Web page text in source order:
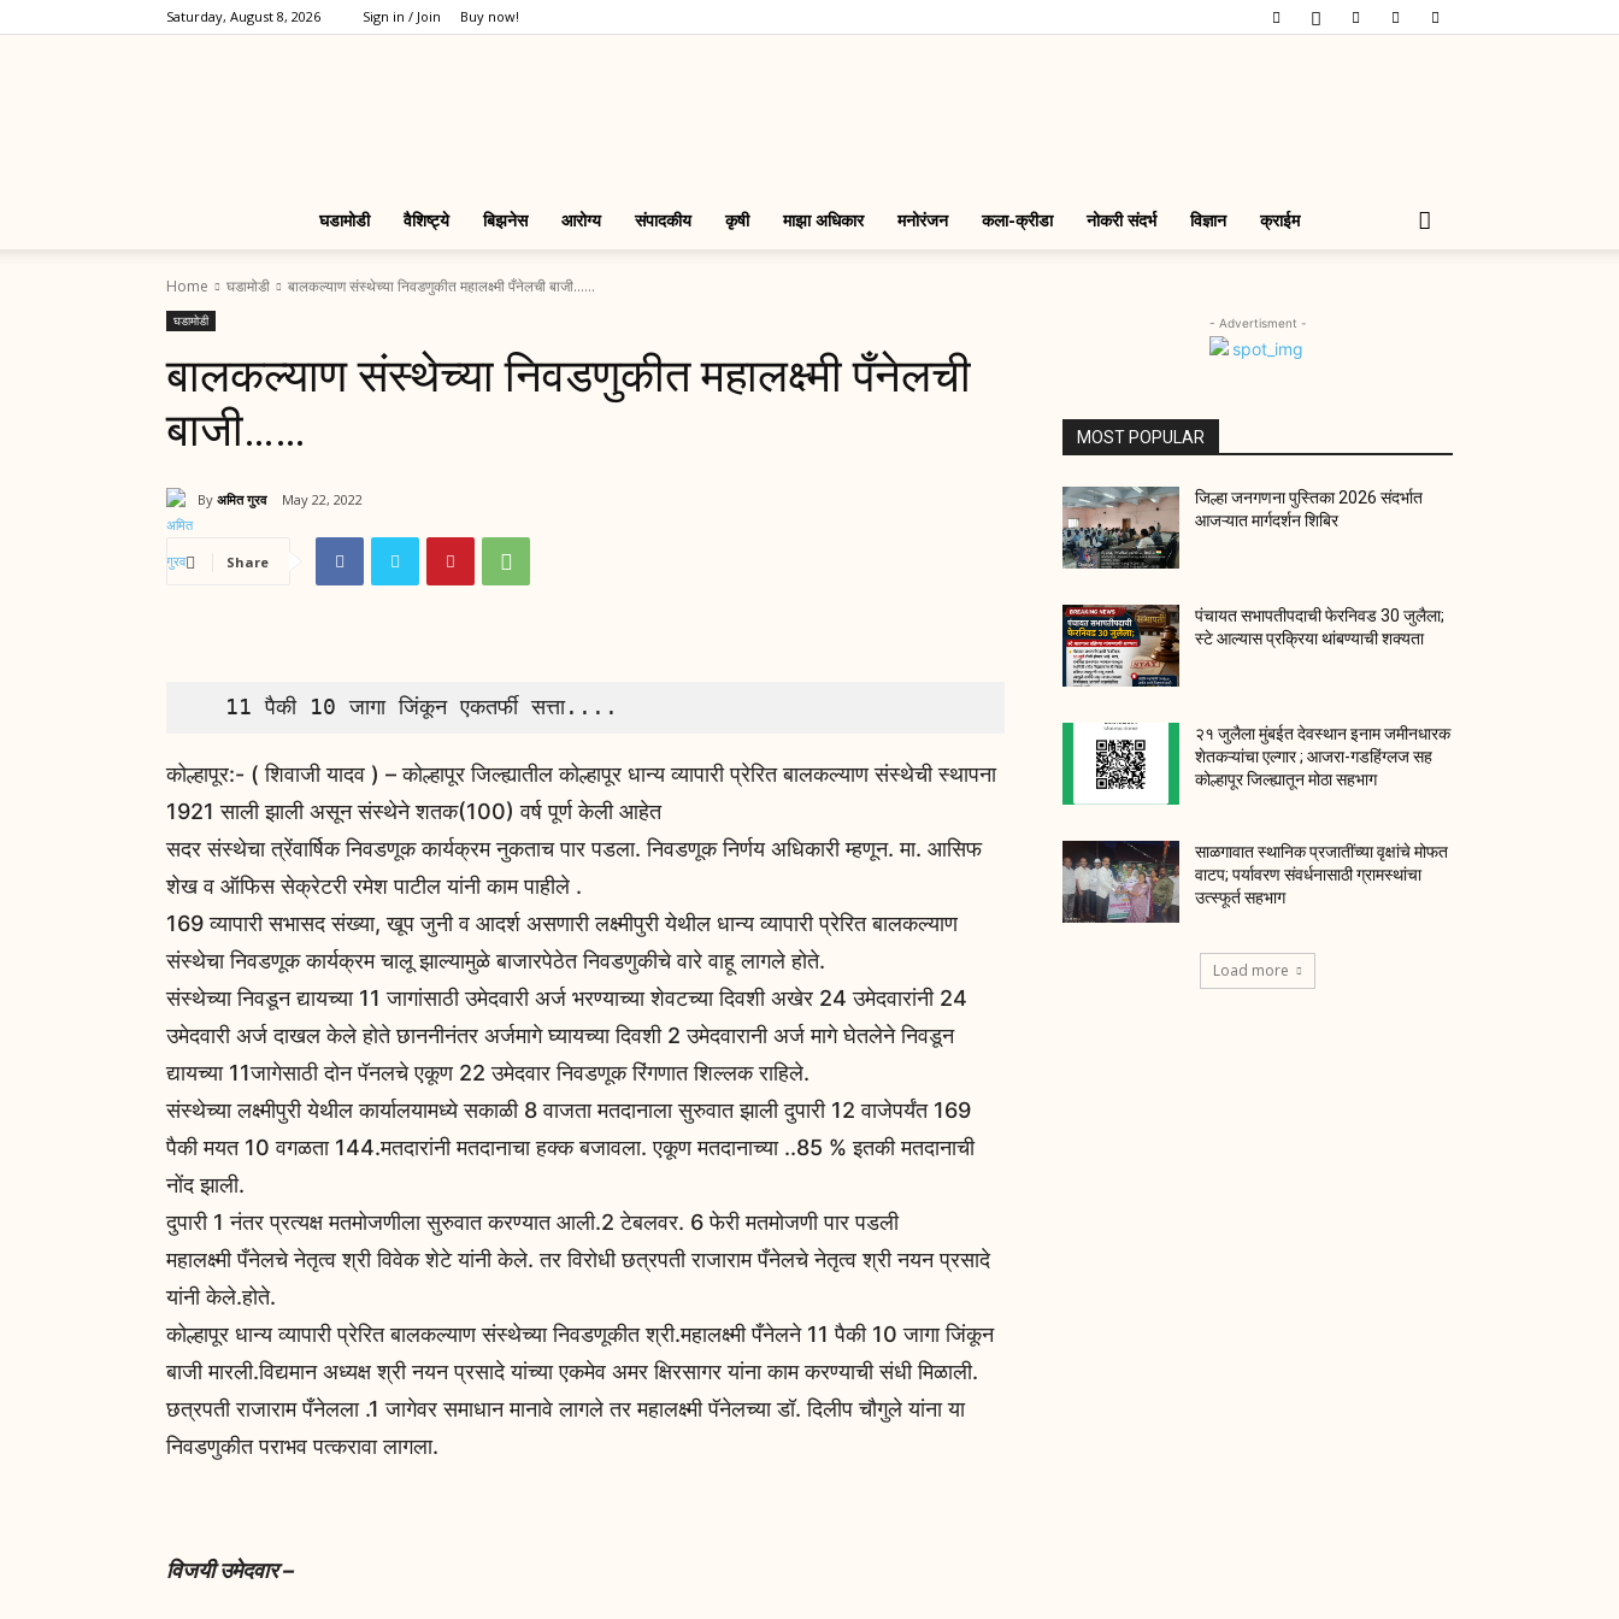
Saturday, August 8, 2026 Sign in / Join Buy now!
घडामोडी वैशिष्ट्ये बिझनेस आरोग्य संपादकीय कृषी माझा अधिकार मनोरंजन कला-क्रीडा नोकरी संदर्भ विज्ञान क्राईम
Home घडामोडी बालकल्याण संस्थेच्या निवडणुकीत महालक्ष्मी पँनेलची बाजी……
घडामोडी
बालकल्याण संस्थेच्या निवडणुकीत महालक्ष्मी पँनेलची
बाजी……
By अमित गुरव May 22, 2022
Share
   11 पैकी 10 जागा जिंकून एकतर्फी सत्ता....
कोल्हापूर:- ( शिवाजी यादव ) – कोल्हापूर जिल्ह्यातील कोल्हापूर धान्य व्यापारी प्रेरित बालकल्याण संस्थेची स्थापना
1921 साली झाली असून संस्थेने शतक(100) वर्ष पूर्ण केली आहेत
सदर संस्थेचा त्रेंवार्षिक निवडणूक कार्यक्रम नुकताच पार पडला. निवडणूक निर्णय अधिकारी म्हणून. मा. आसिफ
शेख व ऑफिस सेक्रेटरी रमेश पाटील यांनी काम पाहीले .
169 व्यापारी सभासद संख्या, खूप जुनी व आदर्श असणारी लक्ष्मीपुरी येथील धान्य व्यापारी प्रेरित बालकल्याण
संस्थेचा निवडणूक कार्यक्रम चालू झाल्यामुळे बाजारपेठेत निवडणुकीचे वारे वाहू लागले होते.
संस्थेच्या निवडून द्यायच्या 11 जागांसाठी उमेदवारी अर्ज भरण्याच्या शेवटच्या दिवशी अखेर 24 उमेदवारांनी 24
उमेदवारी अर्ज दाखल केले होते छाननीनंतर अर्जमागे घ्यायच्या दिवशी 2 उमेदवारानी अर्ज मागे घेतलेने निवडून
द्यायच्या 11जागेसाठी दोन पॅनलचे एकूण 22 उमेदवार निवडणूक रिंगणात शिल्लक राहिले.
संस्थेच्या लक्ष्मीपुरी येथील कार्यालयामध्ये सकाळी 8 वाजता मतदानाला सुरुवात झाली दुपारी 12 वाजेपर्यंत 169
पैकी मयत 10 वगळता 144.मतदारांनी मतदानाचा हक्क बजावला. एकूण मतदानाच्या ..85 % इतकी मतदानाची
नोंद झाली.
दुपारी 1 नंतर प्रत्यक्ष मतमोजणीला सुरुवात करण्यात आली.2 टेबलवर. 6 फेरी मतमोजणी पार पडली
महालक्ष्मी पँनेलचे नेतृत्व श्री विवेक शेटे यांनी केले. तर विरोधी छत्रपती राजाराम पँनेलचे नेतृत्व श्री नयन प्रसादे
यांनी केले.होते.
कोल्हापूर धान्य व्यापारी प्रेरित बालकल्याण संस्थेच्या निवडणूकीत श्री.महालक्ष्मी पँनेलने 11 पैकी 10 जागा जिंकून
बाजी मारली.विद्यमान अध्यक्ष श्री नयन प्रसादे यांच्या एकमेव अमर क्षिरसागर यांना काम करण्याची संधी मिळाली.
छत्रपती राजाराम पँनेलला .1 जागेवर समाधान मानावे लागले तर महालक्ष्मी पॅनेलच्या डॉ. दिलीप चौगुले यांना या
निवडणुकीत पराभव पत्करावा लागला.
विजयी उमेदवार –
- Advertisment -
MOST POPULAR
जिल्हा जनगणना पुस्तिका 2026 संदर्भात
आजऱ्यात मार्गदर्शन शिबिर
पंचायत सभापतीपदाची फेरनिवड 30 जुलैला;
स्टे आल्यास प्रक्रिया थांबण्याची शक्यता
२१ जुलैला मुंबईत देवस्थान इनाम जमीनधारक
शेतकऱ्यांचा एल्गार ; आजरा-गडहिंग्लज सह
कोल्हापूर जिल्ह्यातून मोठा सहभाग
साळगावात स्थानिक प्रजातींच्या वृक्षांचे मोफत
वाटप; पर्यावरण संवर्धनासाठी ग्रामस्थांचा
उत्स्फूर्त सहभाग
Load more